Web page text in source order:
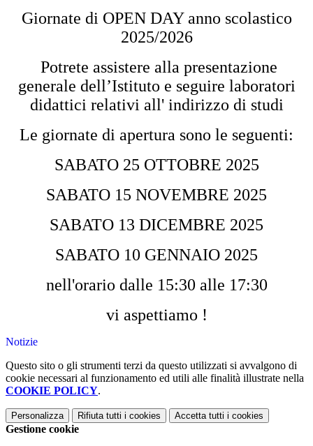
Giornate di OPEN DAY anno scolastico
2025/2026
Potrete assistere alla presentazione
generale dell’Istituto e seguire laboratori
didattici relativi all' indirizzo di studi
Le giornate di apertura sono le seguenti:
SABATO 25 OTTOBRE 2025
SABATO 15 NOVEMBRE 2025
SABATO 13 DICEMBRE 2025
SABATO 10 GENNAIO 2025
nell'orario dalle 15:30 alle 17:30
vi aspettiamo !
Notizie
Questo sito o gli strumenti terzi da questo utilizzati si avvalgono di
cookie necessari al funzionamento ed utili alle finalità illustrate nella
COOKIE POLICY.
Personalizza Rifiuta tutti i cookies Accetta tutti i cookies
Gestione cookie